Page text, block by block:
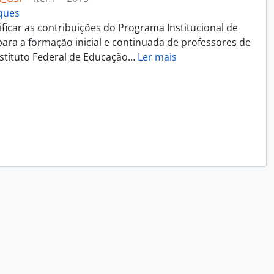
as contribuições do Programa Institucional de
a formação inicial e continuada de professores de
Federal de Educação… Ler mais